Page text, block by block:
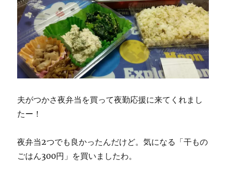
夫がつかさ夜弁当を買って夜勤応援に来てくれまし
たー！
夜弁当2つでも良かったんだけど。気になる「干もの
ごはん300円」を買いましたわ。